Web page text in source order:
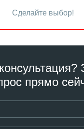
Сделайте выбор!
прямо